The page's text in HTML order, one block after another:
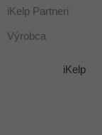
iKelp Partneri
Výrobca
iKelp